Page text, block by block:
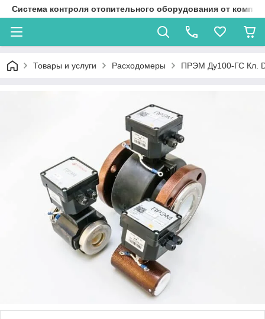
Система контроля отопительного оборудования от
Товары и услуги Расходомеры ПРЭМ Ду100-ГС Кл.